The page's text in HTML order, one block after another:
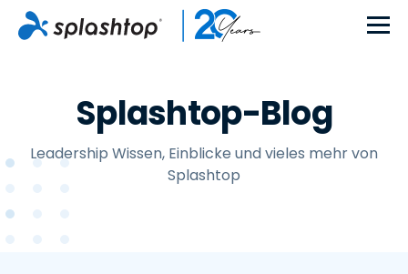
Splashtop-Blog
Leadership Wissen, Einblicke und vieles mehr von
Splashtop